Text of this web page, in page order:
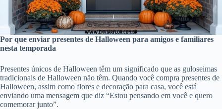
Por que enviar presentes de Halloween para amigos e familiares
nesta temporada
Presentes únicos de Halloween têm um significado que as guloseimas
tradicionais de Halloween não têm. Quando você compra presentes de
Halloween, assim como flores e decoração para casa, você está
enviando uma mensagem que diz “Estou pensando em você e quero
comemorar junto”.